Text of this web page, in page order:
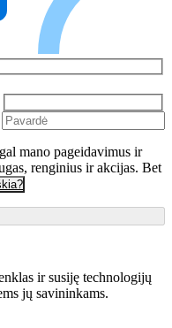
mano pageidavimus ir
renginius ir akcijas. Bet
ir susiję technologijų
jų savininkams.